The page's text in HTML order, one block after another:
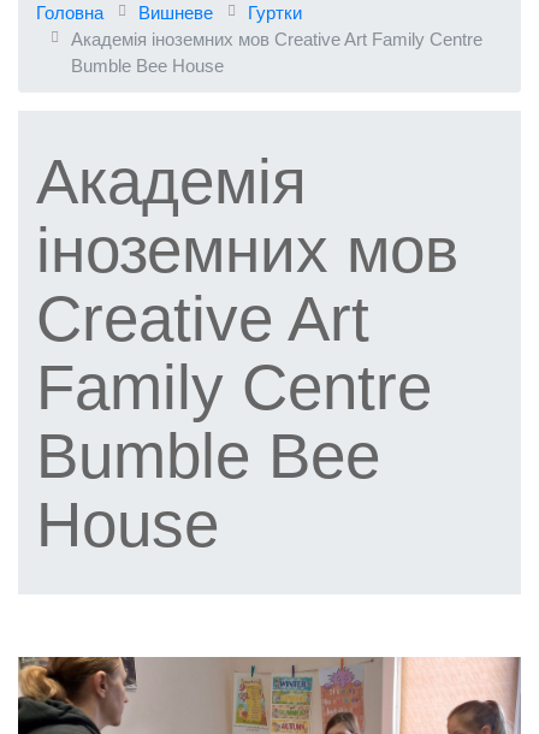
Головна Вишневе
Гуртки
Академія іноземних мов Creative Art Family Centre
Bumble Bee House
Академія
іноземних мов
Creative Art
Family Centre
Bumble Bee
House